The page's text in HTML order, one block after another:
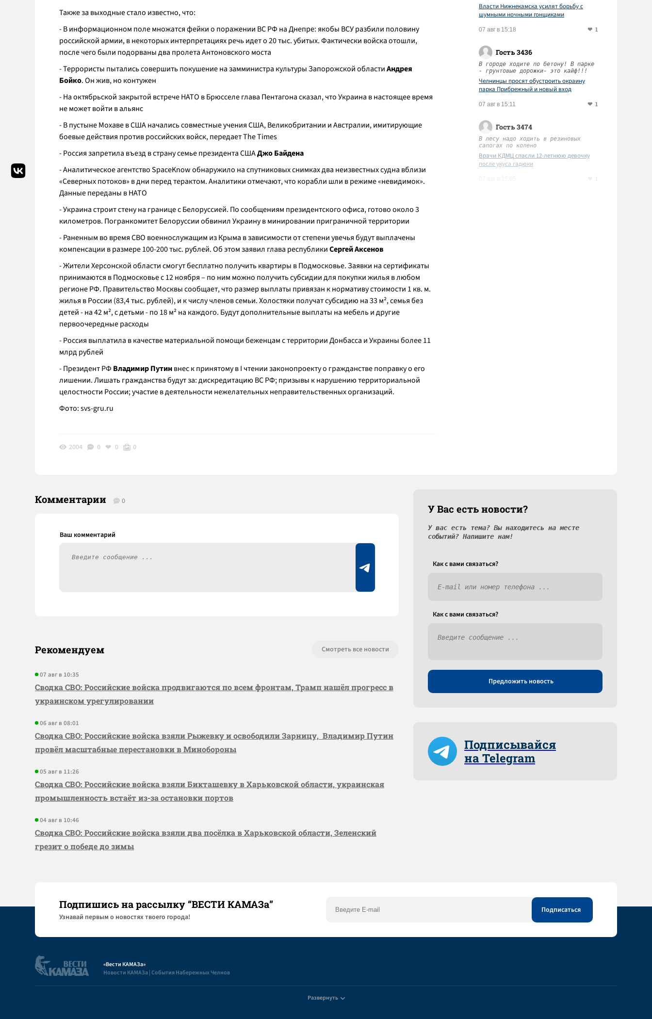
Также за выходные стало известно, что:
- В информационном поле множатся фейки о поражении ВС РФ на Днепре: якобы ВСУ разбили половину
российской армии, в некоторых интерпретациях речь идет о 20 тыс. убитых. Фактически войска отошли,
после чего были подорваны два пролета Антоновского моста
- Террористы пытались совершить покушение на замминистра культуры Запорожской областиАндрея
Бойко. Он жив, но контужен
- На октябрьской закрытой встрече НАТО в Брюсселе глава Пентагона сказал, что Украина в настоящее время
не может войти в альянс
- В пустыне Мохаве в США начались совместные учения США, Великобритании и Австралии, имитирующие
боевые действия против российских войск, передает The Times
- Россия запретила въезд в страну семье президента СШАДжо Байдена
- Аналитическое агентство SpaceKnow обнаружило на спутниковых снимках два неизвестных судна вблизи
«Северных потоков» в дни перед терактом. Аналитики отмечают, что корабли шли в режиме «невидимок».
Данные переданы в НАТО
- Украина строит стену на границе с Белоруссией. По сообщениям президентского офиса, готово около 3
километров. Погранкомитет Белоруссии обвинил Украину в минировании приграничной территории
- Раненным во время СВО военнослужащим из Крыма в зависимости от степени увечья будут выплачены
компенсации в размере 100-200 тыс. рублей. Об этом заявил глава республикиСергей Аксенов
- Жители Херсонской области смогут бесплатно получить квартиры в Подмосковье. Заявки на сертификаты
принимаются в Подмосковье с 12 ноября – по ним можно получить субсидии для покупки жилья в любом
регионе РФ. Правительство Москвы сообщает, что размер выплаты привязан к нормативу стоимости 1 кв. м.
жилья в России (83,4 тыс. рублей), и к числу членов семьи. Холостяки получат субсидию на 33 м², семья без
детей - на 42 м², с детьми - по 18 м² на каждого. Будут дополнительные выплаты на мебель и другие
первоочередные расходы
- Россия выплатила в качестве материальной помощи беженцам с территории Донбасса и Украины более 11
млрд рублей
- Президент РФ Владимир Путинвнес к принятому в I чтении законопроекту о гражданстве поправку о его
лишении. Лишать гражданства будут за: дискредитацию ВС РФ; призывы к нарушению территориальной
целостности России; участие в деятельности нежелательных неправительственных организаций.
Фото:svs-gru.ru
2004 0 0 0
Власти Нижнекамска усилят борьбу с
шумными ночными гонщиками
07 авг в 15:18 1
Гость 3436
В городе ходите по бетону! В парке
- грунтовые дорожки- это кайф!!!
Челнинцы просят обустроить окраину
парка Прибрежный и новый вход
07 авг в 15:11 1
Гость 3474
В лесу надо ходить в резиновых
сапогах по колено
Врачи КДМЦ спасли 12-летнюю девочку
после укуса гадюки
Комментарии 0
Рекомендуем Смотреть все новости
07 авг в 10:35
Сводка СВО: Российские войска продвигаются по всем фронтам, Трамп нашёл прогресс в
украинском урегулировании
06 авг в 08:01
Сводка СВО: Российские войска взяли Рыжевку и освободили Зарницу, Владимир Путин
провёл масштабные перестановки в Минобороны
05 авг в 11:26
Сводка СВО: Российские войска взяли Бикташевку в Харьковской области, украинская
промышленность встаёт из-за остановки портов
04 авг в 10:46
Сводка СВО: Российские войска взяли два посёлка в Харьковской области, Зеленский
грезит о победе до зимы
У Вас есть новости?
У вас есть тема? Вы находитесь на месте
событий? Напишите нам!
Как c вами связаться?
Как c вами связаться?
Предложить новость
Подписывайся
на Telegram
Подпишись на рассылку “ВЕСТИ КАМАЗа”
Узнaвай первым о новостях твоего города!
«Вести КАМАЗа»
Новости КАМАЗа | События Набережных Челнов
Развернуть